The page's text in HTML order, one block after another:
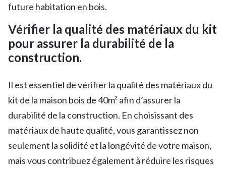
future habitation en bois.
Vérifier la qualité des matériaux du kit
pour assurer la durabilité de la
construction.
Il est essentiel de vérifier la qualité des matériaux du
kit de la maison bois de 40m² afin d’assurer la
durabilité de la construction. En choisissant des
matériaux de haute qualité, vous garantissez non
seulement la solidité et la longévité de votre maison,
mais vous contribuez également à réduire les risques